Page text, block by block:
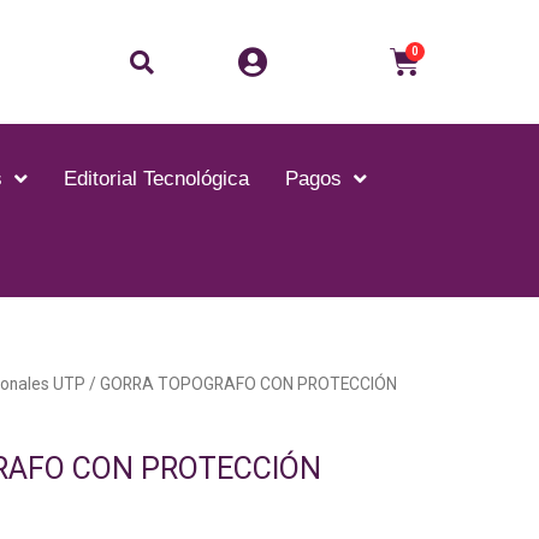
Buscar 0Carrito
Editorial Tecnológica Pagos
UTP / GORRA TOPOGRAFO CON PROTECCIÓN
CON PROTECCIÓN